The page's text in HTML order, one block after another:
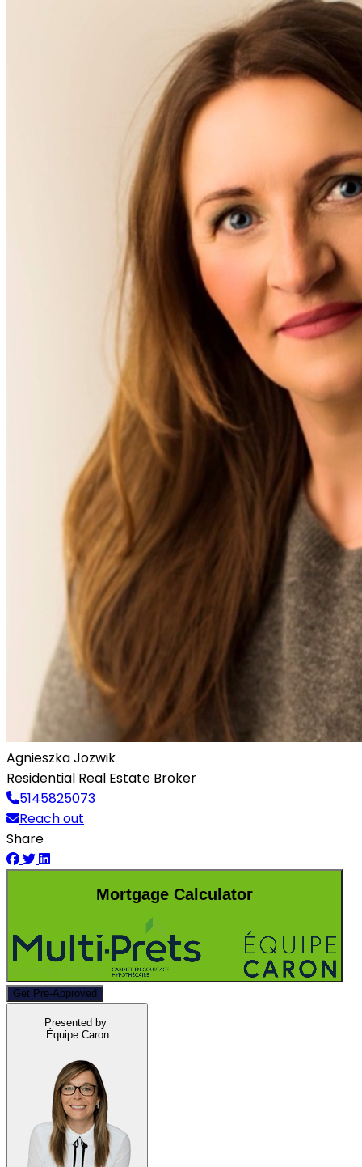
Agnieszka Jozwik
Residential Real Estate Broker
5145825073
Reach out
Share
Mortgage Calculator
Get Pre-Approved
Presented by
Équipe Caron